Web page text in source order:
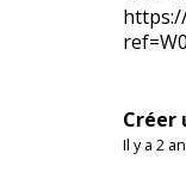
Créer
Il y a 2